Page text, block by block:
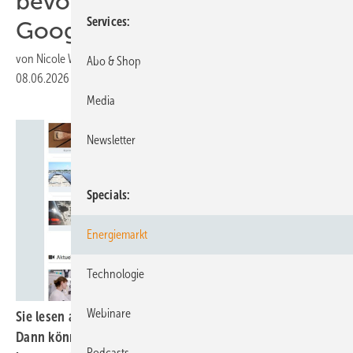
Google auswählen
von Nicole Weinhold
08.06.2026
Sie lesen aktuelle Branchennachrichten gern bei uns?
Dann können Sie erneuerbareenergien.de jetzt als
Services
Abo & Shop
Media
Newsletter
Specials
Energiemarkt
Technologie
Webinare